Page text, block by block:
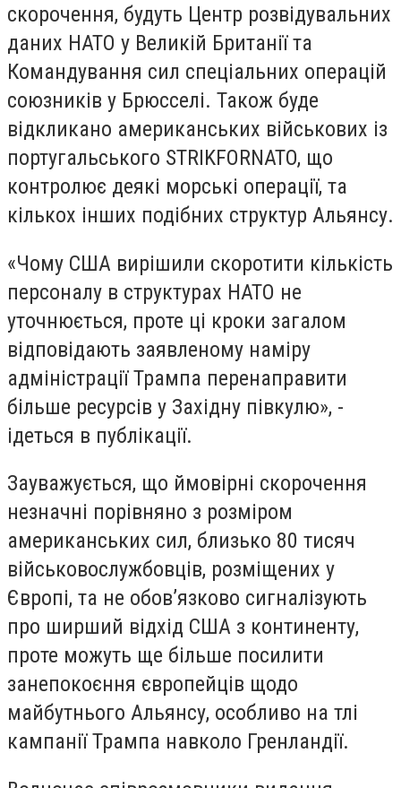
скорочення, будуть Центр розвідувальних
даних НАТО у Великій Британії та
Командування сил спеціальних операцій
союзників у Брюсселі. Також буде
відкликано американських військових із
португальського STRIKFORNATO, що
контролює деякі морські операції, та
кількох інших подібних структур Альянсу.
«Чому США вирішили скоротити кількість
персоналу в структурах НАТО не
уточнюється, проте ці кроки загалом
відповідають заявленому наміру
адміністрації Трампа перенаправити
більше ресурсів у Західну півкулю», -
ідеться в публікації.
Зауважується, що ймовірні скорочення
незначні порівняно з розміром
американських сил, близько 80 тисяч
військовослужбовців, розміщених у
Європі, та не обов’язково сигналізують
про ширший відхід США з континенту,
проте можуть ще більше посилити
занепокоєння європейців щодо
майбутнього Альянсу, особливо на тлі
кампанії Трампа навколо Гренландії.